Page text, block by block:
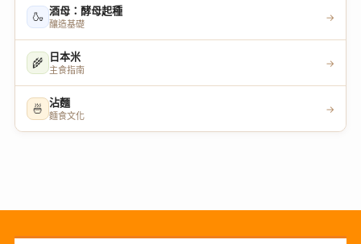
🍶 酒母：酵母起種
釀造基礎
→
🌾 日本米
主食指南
→
🍜 沾麵
麵食文化
→